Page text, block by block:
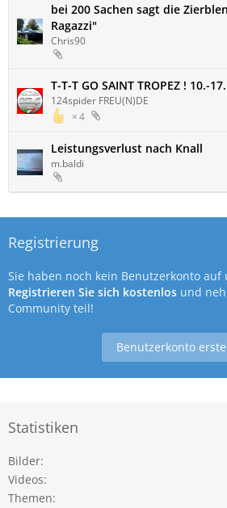
bei 200 Sachen sagt die
Ragazzi"
Chris90
T-T-T GO SAINT TROPEZ ! 10.-
4
124spider FREU(N)DE
Leistungsverlust nach Knall
m.baldi
Registrierung
Sie haben noch kein Benutzerkonto auf
Registrieren Sie sich kostenlos und
Community teil!
Benutzerkonto
Statistiken
Bilder
Videos
Themen